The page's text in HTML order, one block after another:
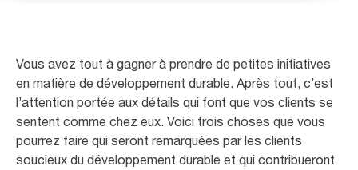
Vous avez tout à gagner à prendre de petites initiatives
en matière de développement durable. Après tout, c’est
l’attention portée aux détails qui font que vos clients se
sentent comme chez eux. Voici trois choses que vous
pourrez faire qui seront remarquées par les clients
soucieux du développement durable et qui contribueront